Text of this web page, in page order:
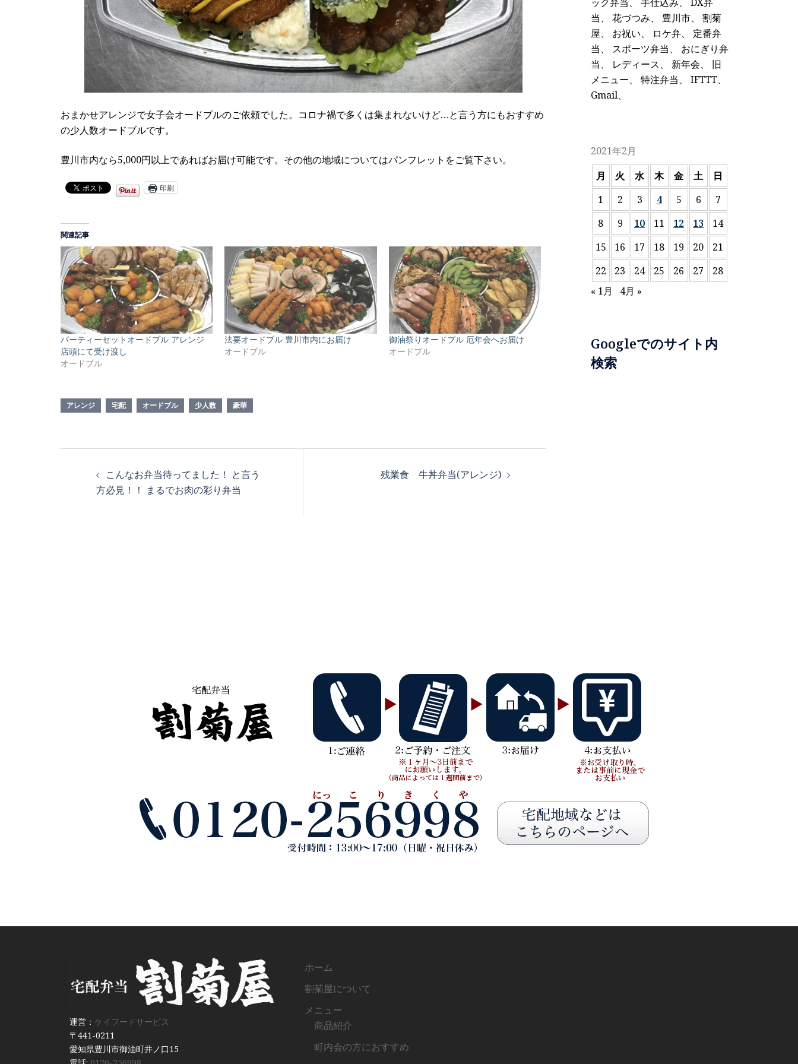
おまかせアレンジで女子会オードブルのご依頼でした。コロナ禍で多くは集まれないけど…と言う方にもおすすめ
の少人数オードブルです。
豊川市内なら5,000円以上であればお届け可能です。その他の地域についてはパンフレットをご覧下さい。
印刷
関連記事
パーティーセットオードブル アレンジ
店頭にて受け渡し
オードブル
法要オードブル 豊川市内にお届け
オードブル
御油祭りオードブル 厄年会へお届け
オードブル
アレンジ 宅配 オードブル 少人数 豪華
こんなお弁当待ってました！ と言う
方必見！！ まるでお肉の彩り弁当
残業食 牛丼弁当(アレンジ)
当、 花づつみ、 豊川市、 割菊
屋、 お祝い、 ロケ弁、 定番弁
当、 スポーツ弁当、 おにぎり弁
当、 レディース、 新年会、 旧
メニュー、 特注弁当、 IFTTT、
Gmail、
2021年2月
月
火 水 木 金 土
日
1
2 3 4 5 6
7
8
9 10 11 12 13
14
15
16 17 18 19 20
21
22
23 24 25 26 27
28
« 1月
4月 »
Googleでのサイト内
検索
運営： ケイフードサービス
〒441-0211
愛知県豊川市御油町井ノ口15
ホーム
割菊屋について
メニュー
商品紹介
町内会の方におすすめ